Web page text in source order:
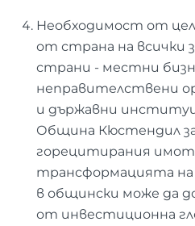
Необходимост от
от страна на всички
страни - местни
неправителствени
и държавни
Община Кюстендил
горецитирания
трансформацията
в общински може да
от инвестиционна